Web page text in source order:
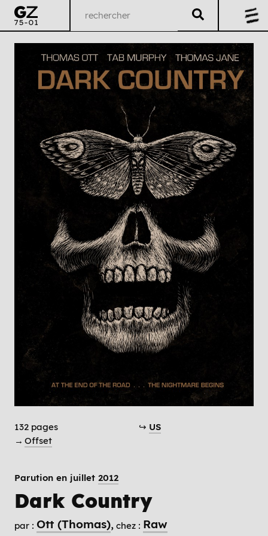
132 pages
→ Offset
↪ US
Parution en juillet 2012
Dark Country
par : Ott (Thomas) chez : Raw